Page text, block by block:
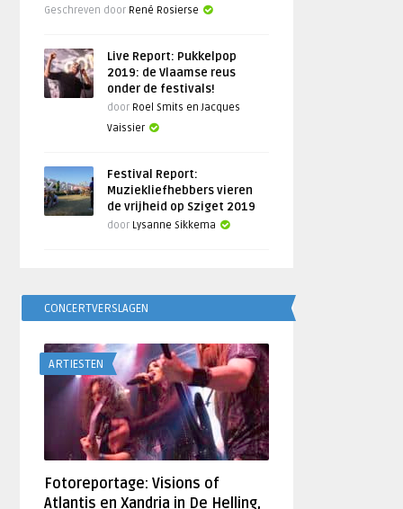
Geschreven door René Rosierse
Live Report: Pukkelpop
2019: de Vlaamse reus
onder de festivals!
door Roel Smits en Jacques
Vaissier
Festival Report:
Muziekliefhebbers vieren
de vrijheid op Sziget 2019
door Lysanne Sikkema
CONCERTVERSLAGEN
ARTIESTEN
Fotoreportage: Visions of
Atlantis en Xandria in De Helling,